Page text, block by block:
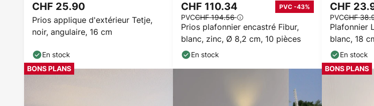
Prios applique d'extérieur Tetje,
noir, angulaire, 16 cm
CHF 25.90
En stock
Prios plafonnier encastré Fibur,
blanc, zinc, Ø 8,2 cm, 10 pièces
CHF 110.34 PVC -43%
PVCCHF 194.56
En stock
Plafonnier
blanc, 18
CHF
PVCCHF
En stock
BONS PLANS BONS PLANS